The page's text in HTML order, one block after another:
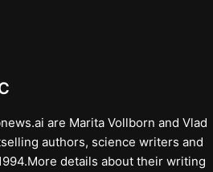
are Marita Vollborn and Vlad
authors, science writers and
details about their writing